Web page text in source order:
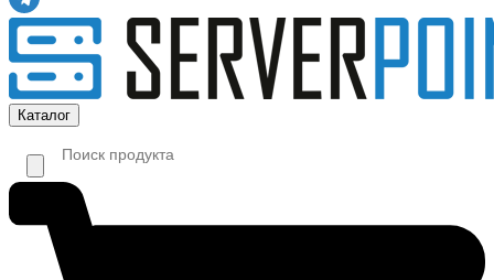
Каталог